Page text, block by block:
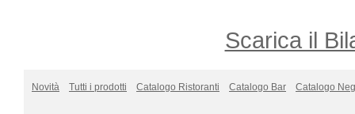
Scarica il
Novità Tutti i prodotti Catalogo Ristoranti Catalogo Bar Catalogo